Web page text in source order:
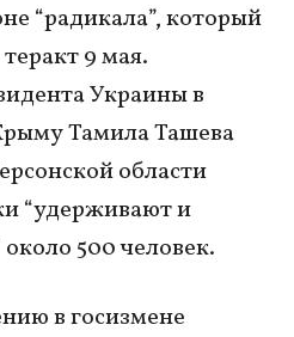
“радикала”, который
9 мая.
Украины в
Тамила Ташева
области
“удерживают и
500 человек.
в госизмене